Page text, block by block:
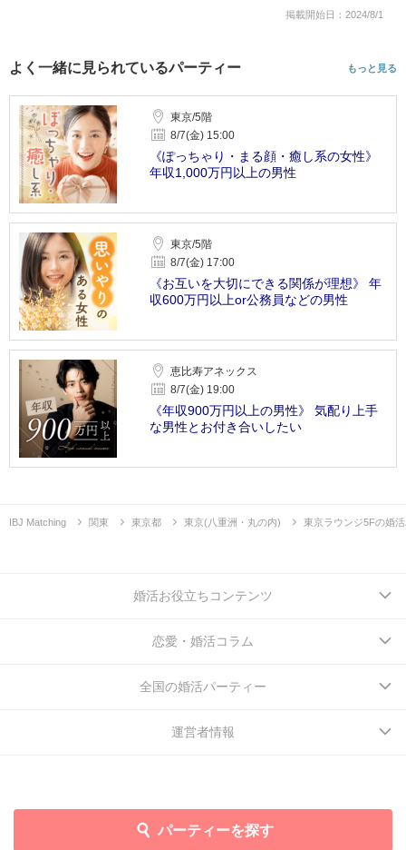
掲載開始日：2024/8/1
よく一緒に見られているパーティー もっと見る
東京/5階
8/7(金) 15:00
《ぽっちゃり・まる顔・癒し系の女性》
年収1,000万円以上の男性
東京/5階
8/7(金) 17:00
《お互いを大切にできる関係が理想》 年
収600万円以上or公務員などの男性
恵比寿アネックス
8/7(金) 19:00
《年収900万円以上の男性》 気配り上手
な男性とお付き合いしたい
IBJ Matching 関東 東京都 東京(八重洲・丸の内) 東京ラウンジ5Fの婚
パーティーを探す
婚活お役立ちコンテンツ
恋愛・婚活コラム
全国の婚活パーティー
運営者情報